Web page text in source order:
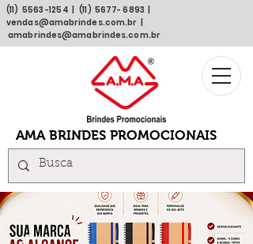
(11) 5563 -1254 | (11) 5677- 6893
vendas@amabrindes.com.br
amabrindes@amabrindes.com.br
AMA BRINDES PROMOCIONAIS